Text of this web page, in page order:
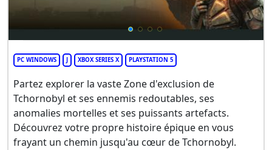
PC WINDOWS XBOX SERIES X PLAYSTATION 5
Partez explorer la vaste Zone d'exclusion de
Tchornobyl et ses ennemis redoutables, ses
anomalies mortelles et ses puissants artefacts.
Découvrez votre propre histoire épique en vous
frayant un chemin jusqu'au cœur de Tchornobyl.